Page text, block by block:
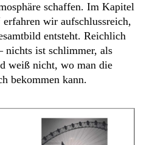
schaffen. Im Kapitel
wir aufschlussreich,
entsteht. Reichlich
nichts ist schlimmer, als
weiß nicht, wo man die
bekommen kann.